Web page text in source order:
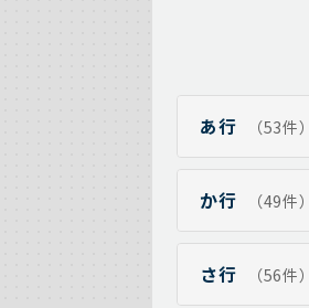
あ行 （53件）
か行 （49件）
さ行 （56件）